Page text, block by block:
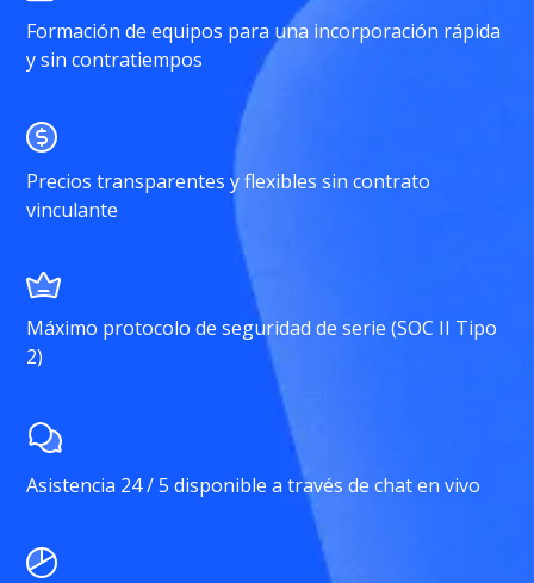
Formación de equipos para una incorporación rápida
y sin contratiempos
Precios transparentes y flexibles sin contrato
vinculante
Máximo protocolo de seguridad de serie (SOC II Tipo
2)
Asistencia 24 / 5 disponible a través de chat en vivo